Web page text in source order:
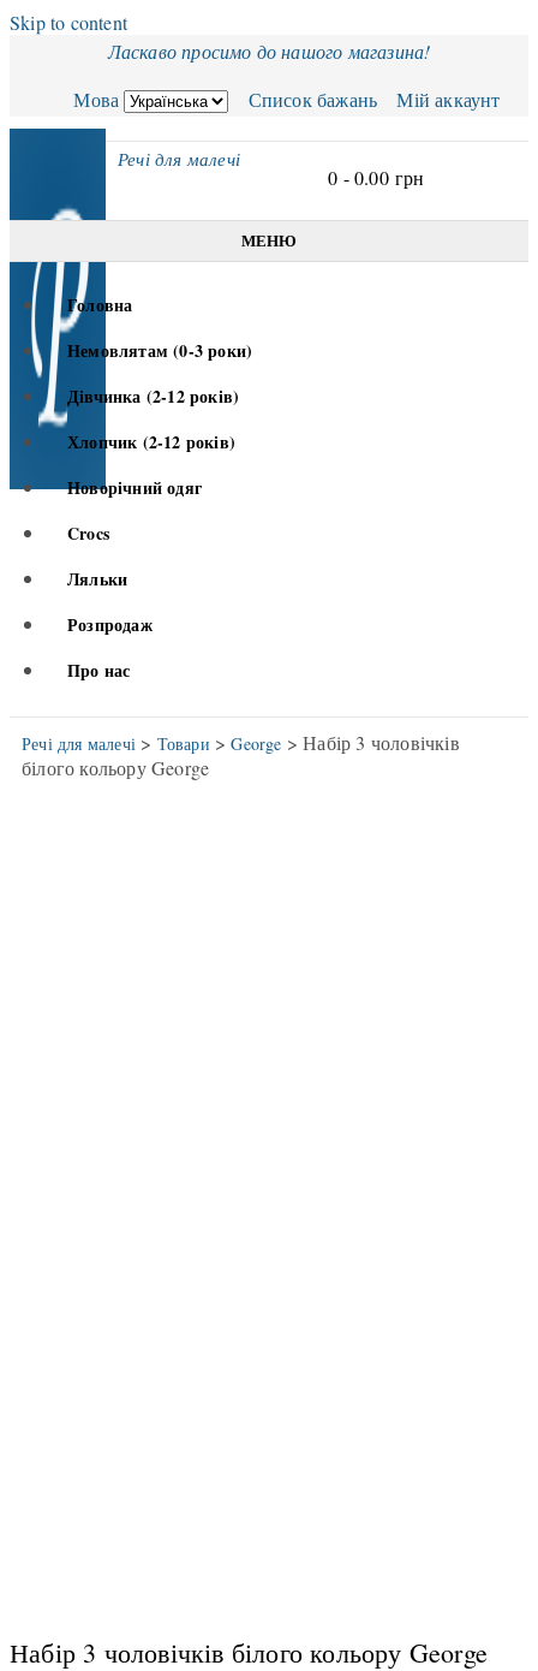
Skip to content
Ласкаво просимо до нашого магазина!
Мова
Список бажань Мій аккаунт
Речі для малечі
0 -0.00 грн
МЕНЮ
Головна
Немовлятам (0-3 роки)
Дівчинка (2-12 років)
Хлопчик (2-12 років)
Новорічний одяг
Crocs
Ляльки
Розпродаж
Про нас
Речі для малечі > Товари >George > Набір 3 чоловічків
білого кольору George
Набір 3 чоловічків білого кольору George